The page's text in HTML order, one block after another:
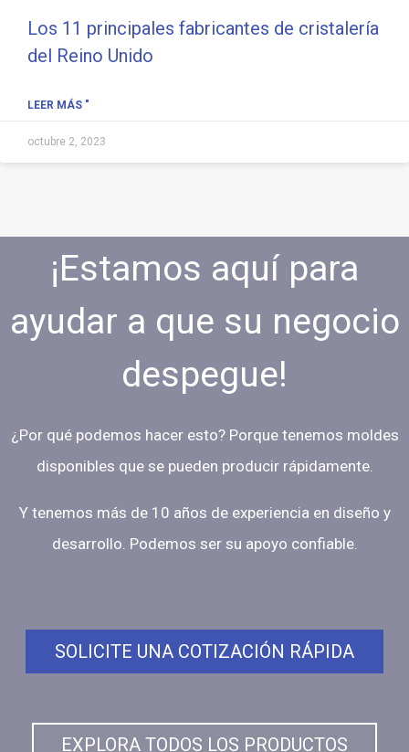
Los 11 principales fabricantes de cristalería
del Reino Unido
LEER MÁS "
octubre 2, 2023
¡Estamos aquí para
ayudar a que su negocio
despegue!
¿Por qué podemos hacer esto? Porque tenemos moldes
disponibles que se pueden producir rápidamente.
Y tenemos más de 10 años de experiencia en diseño y
desarrollo. Podemos ser su apoyo confiable.
SOLICITE UNA COTIZACIÓN RÁPIDA
EXPLORA TODOS LOS PRODUCTOS